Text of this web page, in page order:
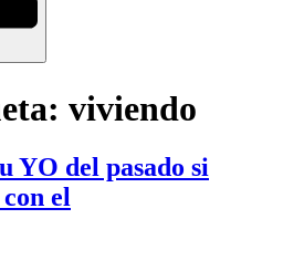
viviendo
YO del pasado si
el